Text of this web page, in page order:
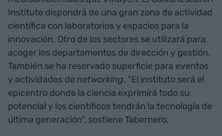
Institute dispondrá de una gran zona de actividad
científica con laboratorios y espacios para la
innovación. Otro de los sectores se utilizará para
acoger los departamentos de dirección y gestión.
También se ha reservado superficie para eventos
y actividades de networking. "El instituto será el
epicentro donde la ciencia exprimirá todo su
potencial y los científicos tendrán la tecnología de
última generación", sostiene Tabernero.